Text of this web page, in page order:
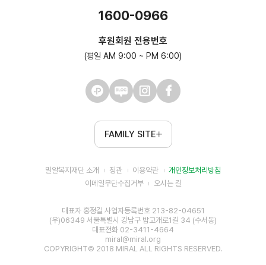
1600-0966
후원회원 전용번호
(평일 AM 9:00 ~ PM 6:00)
FAMILY SITE
밀알복지재단 소개 정관 이용약관
개인정보처리방침
이메일무단수집거부
오시는 길
대표자 홍정길 사업자등록번호 213-82-04651
(우)06349 서울특별시 강남구 밤고개로1길 34 (수서동)
대표전화 02-3411-4664
miral@miral.org
COPYRIGHT© 2018 MIRAL ALL RIGHTS RESERVED.